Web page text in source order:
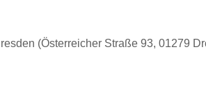
(Österreicher Straße 93, 01279